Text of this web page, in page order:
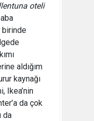
oteli
birinde
aldığım
kaynağı
Ikea’nin
da çok
da